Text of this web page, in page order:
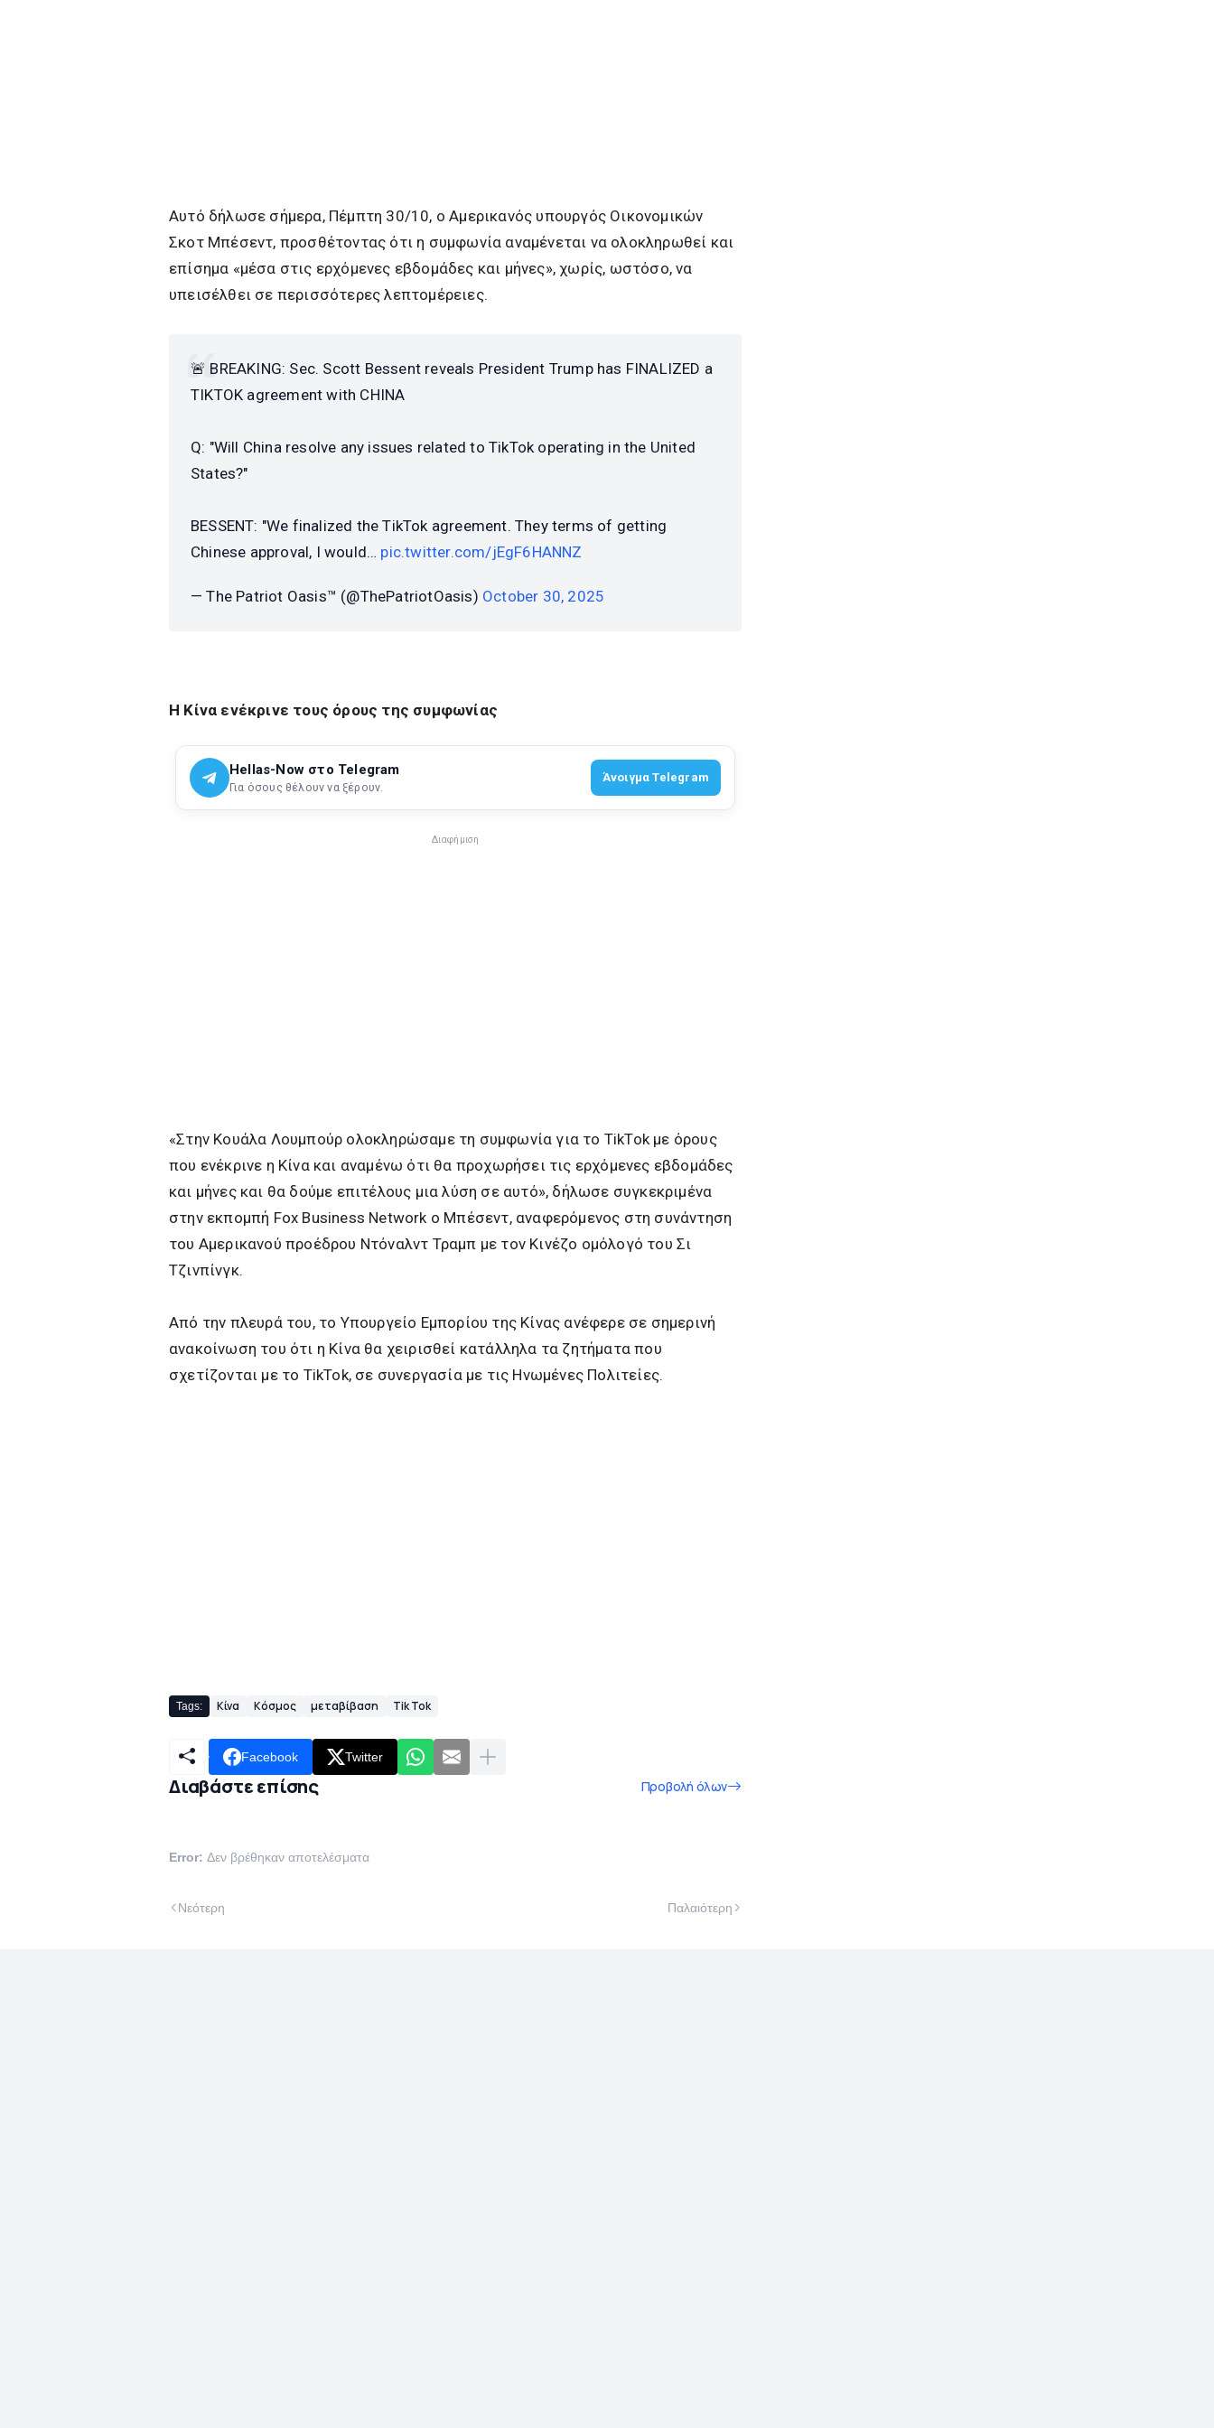
Αυτό δήλωσε σήμερα, Πέμπτη 30/10, ο Αμερικανός υπουργός Οικονομικών
Σκοτ Μπέσεντ, προσθέτοντας ότι η συμφωνία αναμένεται να ολοκληρωθεί και
επίσημα «μέσα στις ερχόμενες εβδομάδες και μήνες», χωρίς, ωστόσο, να
υπεισέλθει σε περισσότερες λεπτομέρειες.
🚨 BREAKING: Sec. Scott Bessent reveals President Trump has FINALIZED a
TIKTOK agreement with CHINA
Q: "Will China resolve any issues related to TikTok operating in the United
States?"
BESSENT: "We finalized the TikTok agreement. They terms of getting
Chinese approval, I would… pic.twitter.com/jEgF6HANNZ
— The Patriot Oasis™ (@ThePatriotOasis) October 30, 2025
Η Κίνα ενέκρινε τους όρους της συμφωνίας
Hellas-Now στο Telegram
Για όσους θέλουν να ξέρουν.
Άνοιγμα Telegram
Διαφήμιση
«Στην Κουάλα Λουμπούρ ολοκληρώσαμε τη συμφωνία για το TikTok με όρους
που ενέκρινε η Κίνα και αναμένω ότι θα προχωρήσει τις ερχόμενες εβδομάδες
και μήνες και θα δούμε επιτέλους μια λύση σε αυτό», δήλωσε συγκεκριμένα
στην εκπομπή Fox Business Network ο Μπέσεντ, αναφερόμενος στη συνάντηση
του Αμερικανού προέδρου Ντόναλντ Τραμπ με τον Κινέζο ομόλογό του Σι
Τζινπίνγκ.
Από την πλευρά του, το Υπουργείο Εμπορίου της Κίνας ανέφερε σε σημερινή
ανακοίνωση του ότι η Κίνα θα χειρισθεί κατάλληλα τα ζητήματα που
σχετίζονται με το TikTok, σε συνεργασία με τις Ηνωμένες Πολιτείες.
Tags: Κίνα Κόσμος μεταβίβαση Tik Tok
Facebook Twitter
Διαβάστε επίσης Προβολή όλων
Error: Δεν βρέθηκαν αποτελέσματα
Νεότερη Παλαιότερη